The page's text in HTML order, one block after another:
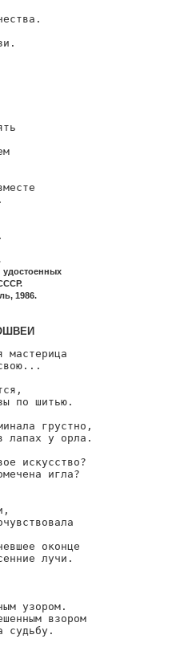
удостоенных
1986.
мастерица
по шитью.
грустно,
лапах у орла.
искусство?
игла?
оконце
лучи.
узором.
взором
судьбу.